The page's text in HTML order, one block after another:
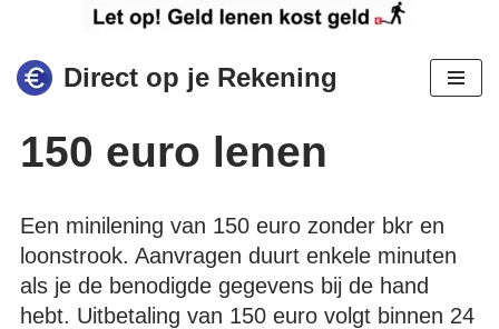
Ga
naar
inhoud
Direct op je Rekening
150 euro lenen
Een minilening van 150 euro zonder bkr en
loonstrook. Aanvragen duurt enkele minuten
als je de benodigde gegevens bij de hand
hebt. Uitbetaling van 150 euro volgt binnen 24